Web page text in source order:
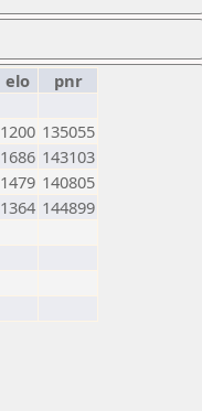
elo
pnr
1200 135055
1686 143103
1479 140805
1364 144899